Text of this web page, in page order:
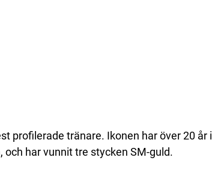
profilerade tränare. Ikonen har över 20 år i
har vunnit tre stycken SM-guld.